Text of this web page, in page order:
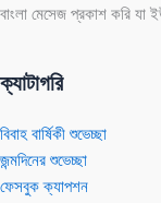
বাংলা মেসেজ প্রকাশ করি যা
ক্যাটাগরি
বিবাহ বার্ষিকী শুভেচ্ছা
জন্মদিনের শুভেচ্ছা
ফেসবুক ক্যাপশন